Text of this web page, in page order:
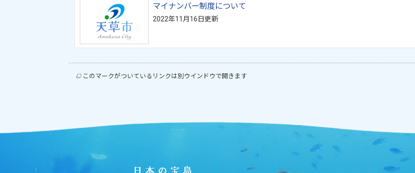
マイナンバー制度について
2022年11月16日更新
このマークがついているリンクは別ウインドウで開きます